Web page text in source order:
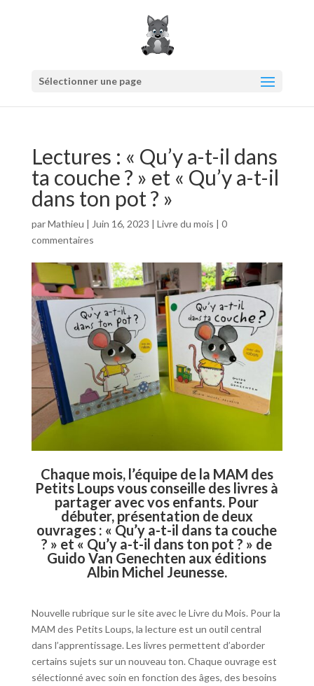
Sélectionner une page
Lectures : « Qu’y a-t-il dans
ta couche ? » et « Qu’y a-t-il
dans ton pot ? »
parMathieu | Juin 16, 2023 | Livre du mois | 0
commentaires
Chaque mois, l’équipe de la MAM des
Petits Loups vous conseille des livres à
partager avec vos enfants. Pour
débuter, présentation de deux
ouvrages : « Qu’y a-t-il dans ta couche
? » et « Qu’y a-t-il dans ton pot ? » de
Guido Van Genechten aux éditions
Albin Michel Jeunesse.
Nouvelle rubrique sur le site avec le Livre du Mois. Pour la
MAM des Petits Loups, la lecture est un outil central
dans l’apprentissage. Les livres permettent d’aborder
certains sujets sur un nouveau ton. Chaque ouvrage est
sélectionné avec soin en fonction des âges, des besoins